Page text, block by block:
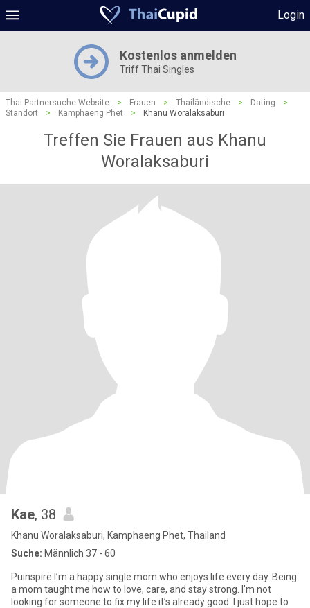
Login
Kostenlos anmelden
Triff Thai Singles
Thai Partnersuche Website > Frauen > Thailändische > Dating
>
Standort
> Kamphaeng Phet > Khanu Woralaksaburi
Treffen Sie Frauen aus Khanu
Woralaksaburi
Kae, 38
Khanu Woralaksaburi, Kamphaeng Phet, Thailand
Suche: Männlich 37 - 60
Puinspire:I’m a happy single mom who enjoys life every day. Being
a mom taught me how to love, care, and stay strong. I’m not
looking for someone to fix my life it’s already good. I just hope to